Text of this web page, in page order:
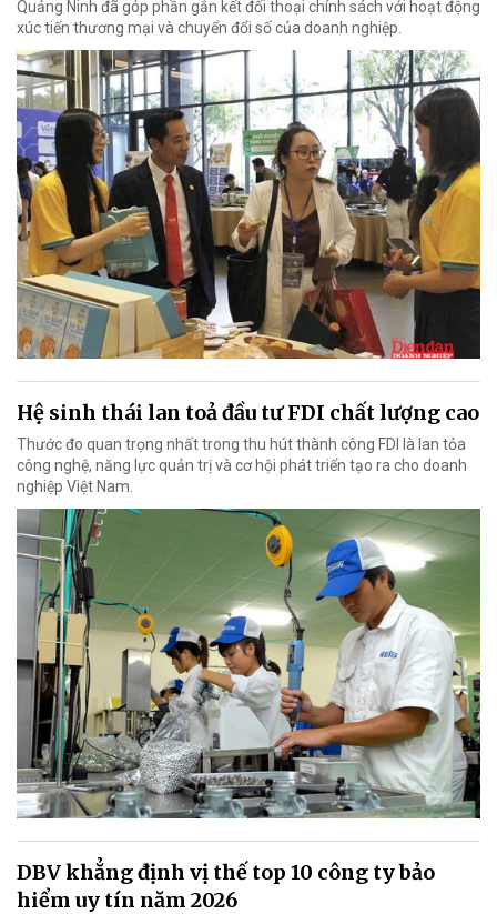
Quảng Ninh đã góp phần gắn kết đối thoại chính sách với hoạt động
xúc tiến thương mại và chuyển đổi số của doanh nghiệp.
Hệ sinh thái lan toả đầu tư FDI chất lượng cao
Thước đo quan trọng nhất trong thu hút thành công FDI là lan tỏa
công nghệ, năng lực quản trị và cơ hội phát triển tạo ra cho doanh
nghiệp Việt Nam.
DBV khẳng định vị thế top 10 công ty bảo
hiểm uy tín năm 2026